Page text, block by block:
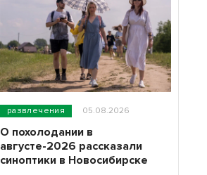
развлечения 05.08.2026
О похолодании в
августе-2026 рассказали
синоптики в Новосибирске